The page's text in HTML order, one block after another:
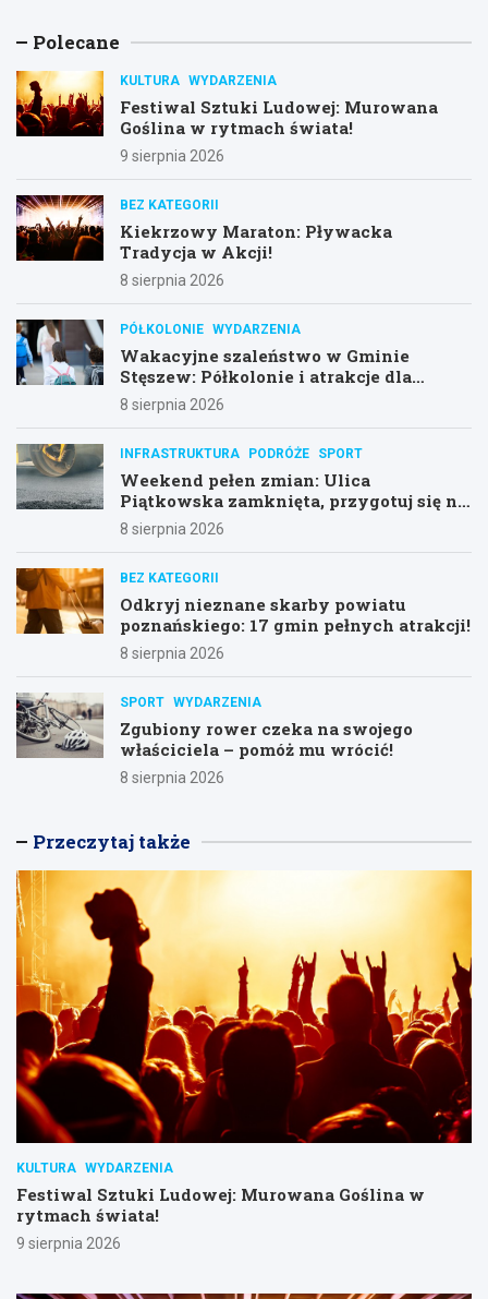
Polecane
KULTURA WYDARZENIA
Festiwal Sztuki Ludowej: Murowana
Goślina w rytmach świata!
9 sierpnia 2026
BEZ KATEGORII
Kiekrzowy Maraton: Pływacka
Tradycja w Akcji!
8 sierpnia 2026
PÓŁKOLONIE WYDARZENIA
Wakacyjne szaleństwo w Gminie
Stęszew: Półkolonie i atrakcje dla
dzieci!
8 sierpnia 2026
INFRASTRUKTURA PODRÓŻE SPORT
Weekend pełen zmian: Ulica
Piątkowska zamknięta, przygotuj się na
objazdy!
8 sierpnia 2026
BEZ KATEGORII
Odkryj nieznane skarby powiatu
poznańskiego: 17 gmin pełnych atrakcji!
8 sierpnia 2026
SPORT WYDARZENIA
Zgubiony rower czeka na swojego
właściciela – pomóż mu wrócić!
8 sierpnia 2026
Przeczytaj także
KULTURA WYDARZENIA
Festiwal Sztuki Ludowej: Murowana Goślina w
rytmach świata!
9 sierpnia 2026